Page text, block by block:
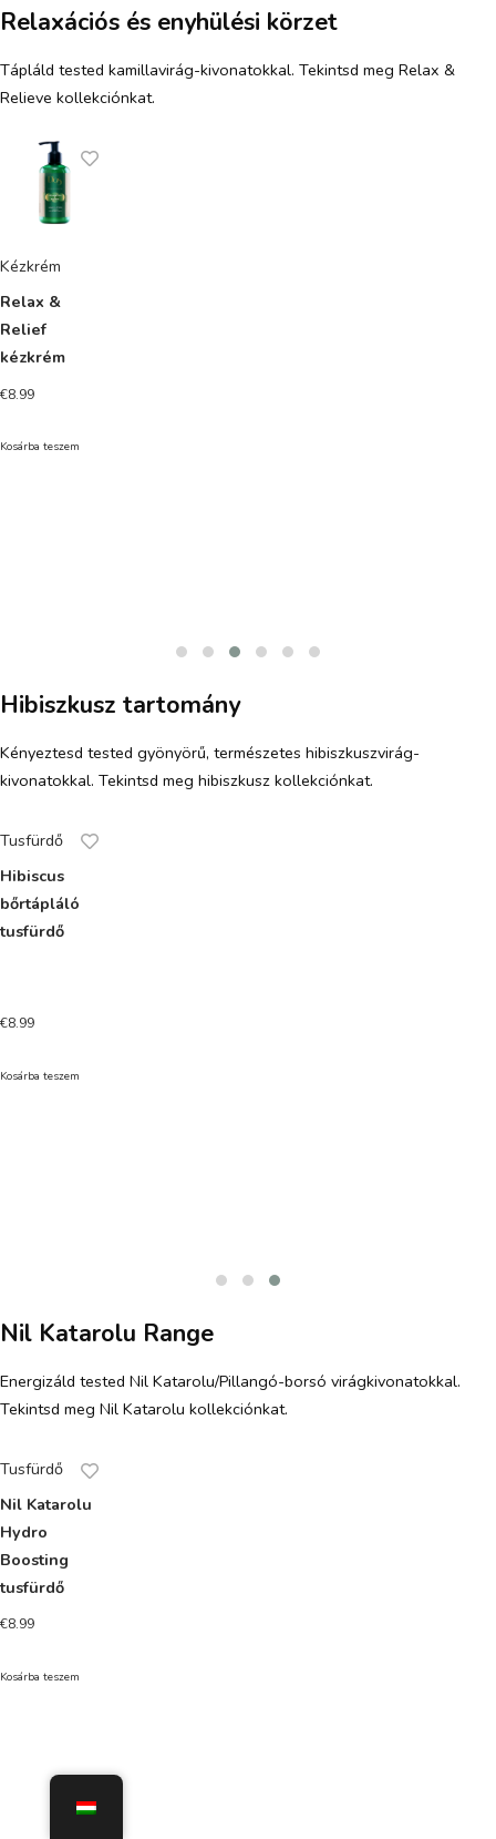
Relaxációs és enyhülési körzet
Tápláld tested kamillavirág-kivonatokkal. Tekintsd meg Relax &
Relieve kollekciónkat.
Kézkrém
Relax &
Relief
kézkrém
€8.99
Kosárba teszem
Hibiszkusz tartomány
Kényeztesd tested gyönyörű, természetes hibiszkuszvirág-
kivonatokkal. Tekintsd meg hibiszkusz kollekciónkat.
Tusfürdő
Hibiscus
bőrtápláló
tusfürdő
€8.99
Kosárba teszem
Nil Katarolu Range
Energizáld tested Nil Katarolu/Pillangó-borsó virágkivonatokkal.
Tekintsd meg Nil Katarolu kollekciónkat.
Tusfürdő
Nil Katarolu
Hydro
Boosting
tusfürdő
€8.99
Kosárba teszem